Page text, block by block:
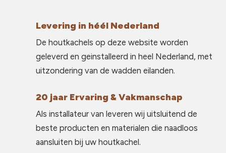
Levering in héél Nederland
De houtkachels op deze website worden
geleverd en geinstalleerd in heel Nederland, met
uitzondering van de wadden eilanden.
20 jaar Ervaring & Vakmanschap
Als installateur van leveren wij uitsluitend de
beste producten en materialen die naadloos
aansluiten bij uw houtkachel.